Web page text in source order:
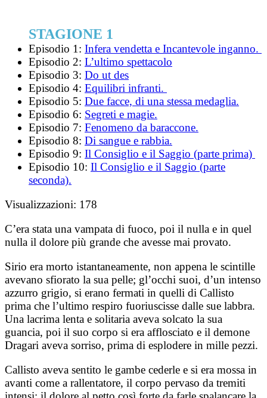
STAGIONE 1
Episodio 1: Infera vendetta e Incantevole inganno.
Episodio 2: L’ultimo spettacolo
Episodio 3: Do ut des
Episodio 4: Equilibri infranti.
Episodio 5: Due facce, di una stessa medaglia.
Episodio 6: Segreti e magie.
Episodio 7: Fenomeno da baraccone.
Episodio 8: Di sangue e rabbia.
Episodio 9: Il Consiglio e il Saggio (parte prima)
Episodio 10: Il Consiglio e il Saggio (parte
seconda).
Visualizzazioni: 178
C’era stata una vampata di fuoco, poi il nulla e in quel
nulla il dolore più grande che avesse mai provato.
Sirio era morto istantaneamente, non appena le scintille
avevano sfiorato la sua pelle; gl’occhi suoi, d’un intenso
azzurro grigio, si erano fermati in quelli di Callisto
prima che l’ultimo respiro fuoriuscisse dalle sue labbra.
Una lacrima lenta e solitaria aveva solcato la sua
guancia, poi il suo corpo si era afflosciato e il demone
Dragari aveva sorriso, prima di esplodere in mille pezzi.
Callisto aveva sentito le gambe cederle e si era mossa in
avanti come a rallentatore, il corpo pervaso da tremiti